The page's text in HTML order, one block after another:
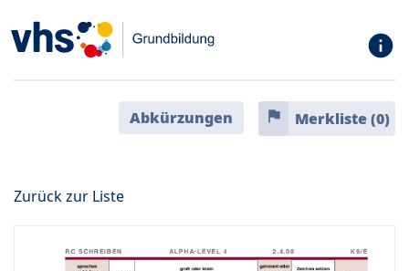
info
Abkürzungen flag Merkliste (0)
Zurück zur Liste